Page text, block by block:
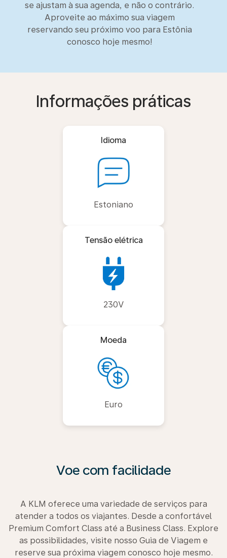
se ajustam à sua agenda, e não o contrário.
Aproveite ao máximo sua viagem
reservando seu próximo voo para Estônia
conosco hoje mesmo!
Informações práticas
Idioma
Estoniano
Tensão elétrica
230V
Moeda
Euro
Voe com facilidade
A KLM oferece uma variedade de serviços para
atender a todos os viajantes. Desde a confortável
Premium Comfort Class até a Business Class. Explore
as possibilidades, visite nosso Guia de Viagem e
reserve sua próxima viagem conosco hoje mesmo.